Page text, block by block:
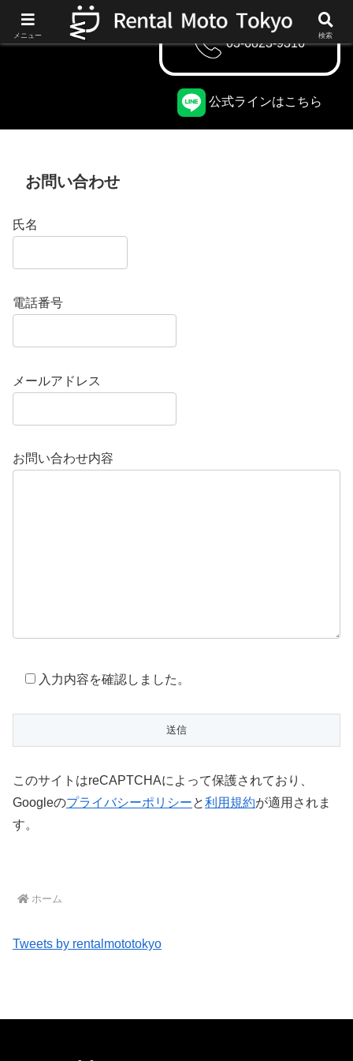
03-6823-9316
公式ラインはこちら
お問い合わせ
氏名
電話番号
メールアドレス
お問い合わせ内容
入力内容を確認しました。
このサイトはreCAPTCHAによって保護されており、
Googleのプライバシーポリシーと利用規約が適用されま
す。
ホーム
Tweets by rentalmototokyo
メニュー 検索